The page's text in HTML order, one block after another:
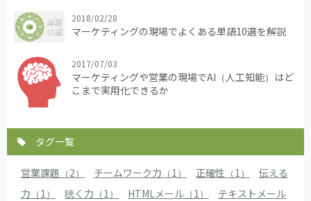
2018/02/28
マーケティングの現場でよくある単語10選を解説
2017/07/03
マーケティングや営業の現場でAI（人工知能）はど
こまで実用化できるか
タグ一覧
営業課題（2） チームワーク力（1） 正確性（1）
伝える
力（1）
聴く力（1） HTMLメール（1）
テキストメール